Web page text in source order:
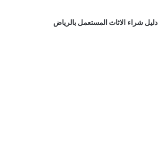
دليل شراء الاثاث المستعمل بالرياض